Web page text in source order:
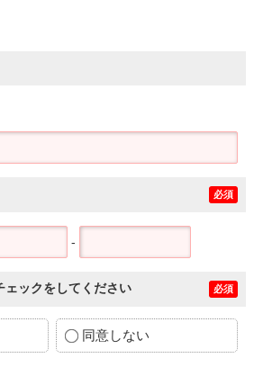
必須
-
ェックをしてください 必須
同意しない